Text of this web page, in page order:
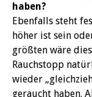
haben?
Ebenfalls steht
höher ist sein
größten wäre
Rauchstopp
wieder
geraucht haben.